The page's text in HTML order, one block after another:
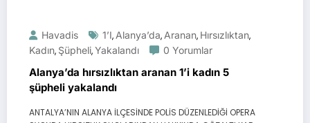
Havadis 1’i, Alanya’da, Aranan, Hırsızlıktan,
Kadın, Şüpheli,Yakalandı 0 Yorumlar
Alanya’da hırsızlıktan aranan 1’i kadın 5
şüpheli yakalandı
ANTALYA’NIN ALANYA İLÇESİNDE POLİS DÜZENLEDİĞİ OPERA